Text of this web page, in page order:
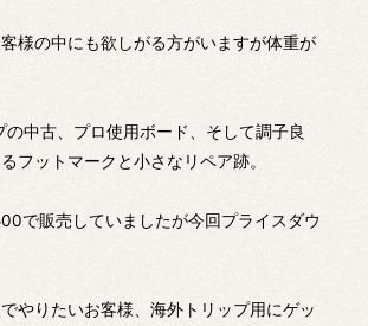
様の中にも欲しがる方がいますが体重が
の中古、プロ使用ボード、そして調子良
フットマークと小さなリペア跡。
で販売していましたが今回プライスダウ
やりたいお客様、海外トリップ用にゲッ